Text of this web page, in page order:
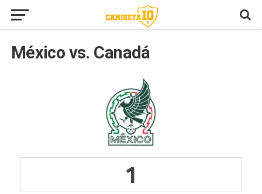
México vs. Canadá
1